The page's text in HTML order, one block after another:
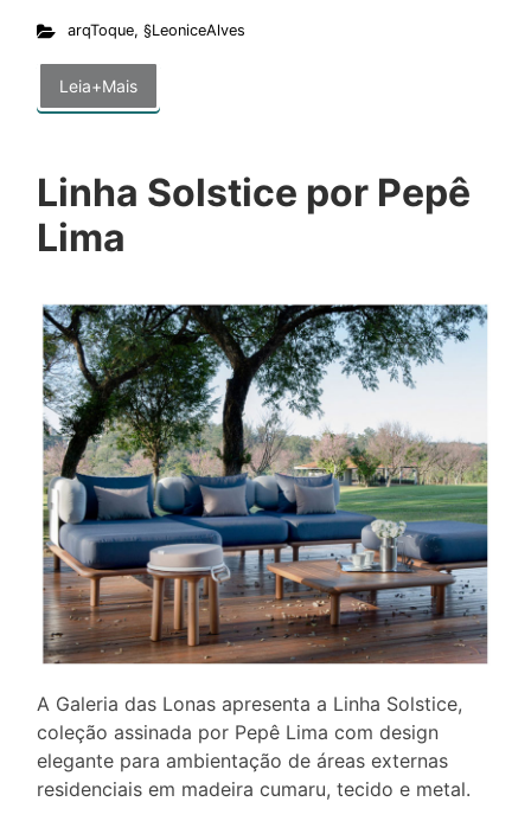
arqToque, §LeoniceAlves
Leia+Mais
Linha Solstice por Pepê
Lima
A Galeria das Lonas apresenta a Linha Solstice,
coleção assinada por Pepê Lima com design
elegante para ambientação de áreas externas
residenciais em madeira cumaru, tecido e metal.